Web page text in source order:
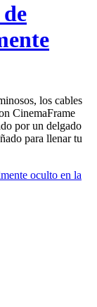
los cables
CinemaFrame
por un delgado
para llenar tu